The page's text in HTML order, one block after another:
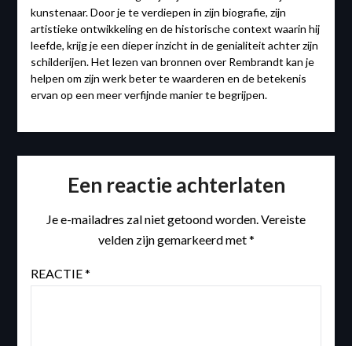
kunstenaar. Door je te verdiepen in zijn biografie, zijn
artistieke ontwikkeling en de historische context waarin hij
leefde, krijg je een dieper inzicht in de genialiteit achter zijn
schilderijen. Het lezen van bronnen over Rembrandt kan je
helpen om zijn werk beter te waarderen en de betekenis
ervan op een meer verfijnde manier te begrijpen.
Een reactie achterlaten
Je e-mailadres zal niet getoond worden.Vereiste
velden zijn gemarkeerd met*
REACTIE*